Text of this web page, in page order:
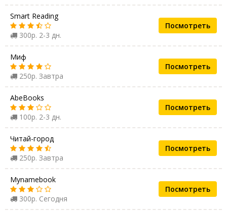
Smart Reading
300р. 2-3 дн.
Посмотреть
Миф
250р. Завтра
Посмотреть
AbeBooks
100р. 2-3 дн.
Посмотреть
Читай-город
250р. Завтра
Посмотреть
Mynamebook
300р. Сегодня
Посмотреть